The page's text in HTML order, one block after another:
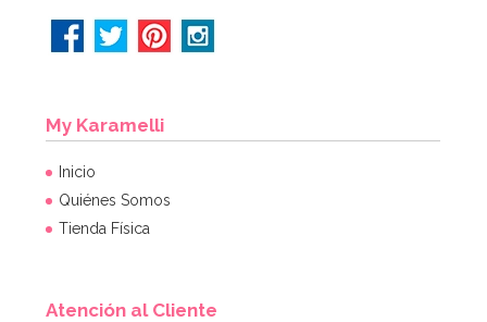
My Karamelli
Inicio
Quiénes Somos
Tienda Física
Atención al Cliente